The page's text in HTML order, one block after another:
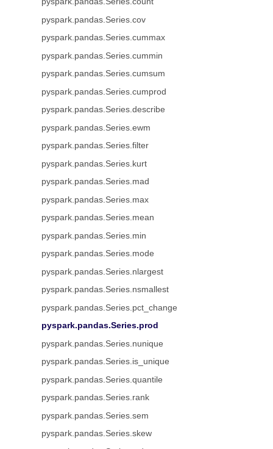
pyspark.pandas.Series.cov
pyspark.pandas.Series.cummax
pyspark.pandas.Series.cummin
pyspark.pandas.Series.cumsum
pyspark.pandas.Series.cumprod
pyspark.pandas.Series.describe
pyspark.pandas.Series.ewm
pyspark.pandas.Series.filter
pyspark.pandas.Series.kurt
pyspark.pandas.Series.mad
pyspark.pandas.Series.max
pyspark.pandas.Series.mean
pyspark.pandas.Series.min
pyspark.pandas.Series.mode
pyspark.pandas.Series.nlargest
pyspark.pandas.Series.nsmallest
pyspark.pandas.Series.pct_change
pyspark.pandas.Series.prod
pyspark.pandas.Series.nunique
pyspark.pandas.Series.is_unique
pyspark.pandas.Series.quantile
pyspark.pandas.Series.rank
pyspark.pandas.Series.sem
pyspark.pandas.Series.skew